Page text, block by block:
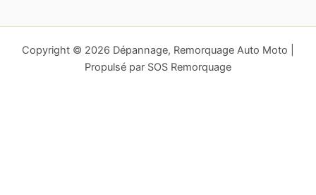
Copyright © 2026 Dépannage, Remorquage Auto Moto |
Propulsé par SOS Remorquage